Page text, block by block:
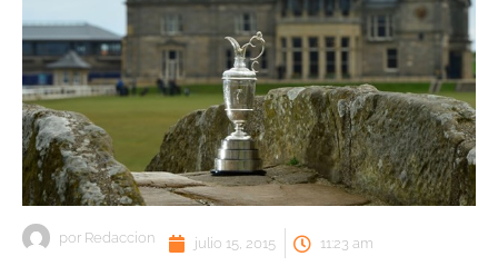
por Redaccion julio 15, 2015 11:23 am